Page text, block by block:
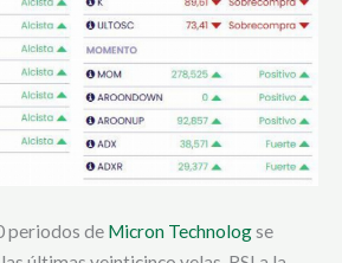
periodos de Micron Technologse